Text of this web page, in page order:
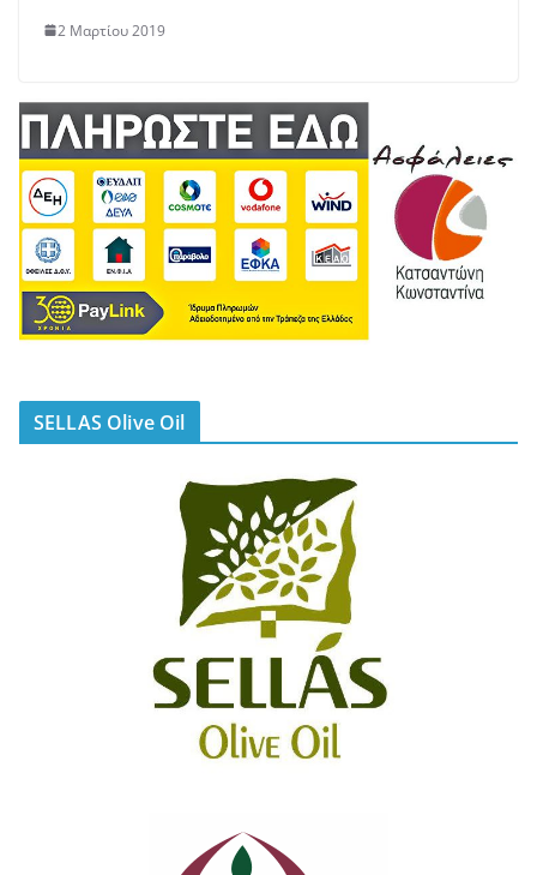
2 Μαρτίου 2019
SELLAS Olive Oil